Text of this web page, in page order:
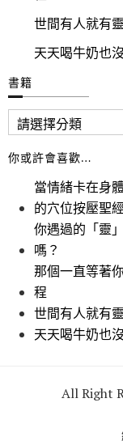
世間有人就有
天天喝牛奶也
書籍
你或許會喜歡…
當情緒卡在身
的穴位按壓聖經
你遇過的「靈
嗎？
那個一直等著
程
世間有人就有
天天喝牛奶也
All Right